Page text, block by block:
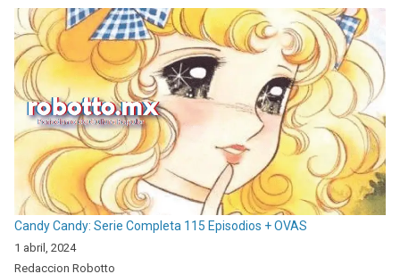
Candy Candy: Serie Completa 115 Episodios + OVAS
1 abril, 2024
Redaccion Robotto